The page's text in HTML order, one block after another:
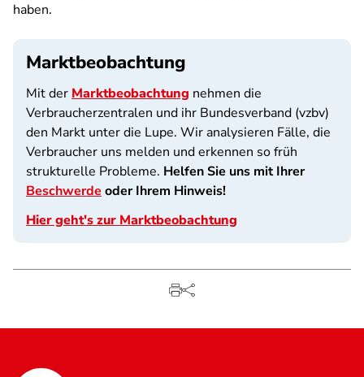
haben.
Marktbeobachtung
Mit der Marktbeobachtung nehmen die
Verbraucherzentralen und ihr Bundesverband (vzbv)
den Markt unter die Lupe. Wir analysieren Fälle, die
Verbraucher uns melden und erkennen so früh
strukturelle Probleme. Helfen Sie uns mit Ihrer
Beschwerde oder Ihrem Hinweis!
Hier geht's zur Marktbeobachtung